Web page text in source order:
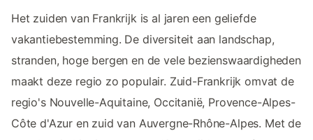
Het zuiden van Frankrijk is al jaren een geliefde
vakantiebestemming. De diversiteit aan landschap,
stranden, hoge bergen en de vele bezienswaardigheden
maakt deze regio zo populair. Zuid-Frankrijk omvat de
regio's Nouvelle-Aquitaine, Occitanië, Provence-Alpes-
Côte d'Azur en zuid van Auvergne-Rhône-Alpes. Met de